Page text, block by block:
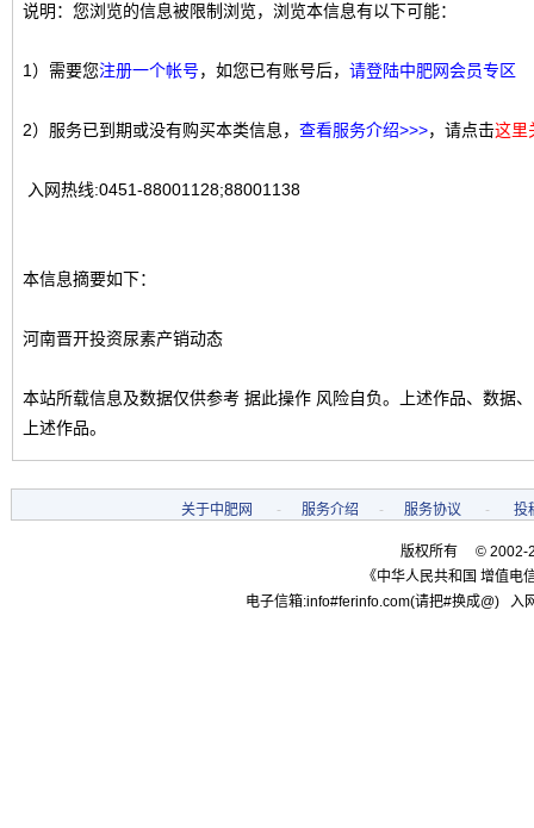
说明：您浏览的信息被限制浏览，浏览本信息有以下可能：
1）需要您注册一个帐号，如您已有账号后， 请登陆中肥网会员专区
2）服务已到期或没有购买本类信息， 查看服务介绍>>>，请点击这里
入网热线:0451-88001128;88001138
本信息摘要如下：
河南晋开投资尿素产销动态
本站所载信息及数据仅供参考 据此操作 风险自负。上述作品、数据
上述作品。
关于中肥网 - 服务介绍 - 服务协议 - 投
版权所有 © 2002-
《中华人民共和国 增值电
电子信箱:info#ferinfo.com(请把#换成@)